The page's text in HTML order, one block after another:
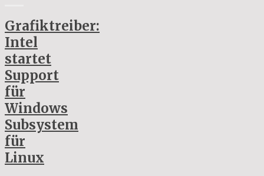
Grafiktreiber:
Intel
startet
Support
für
Windows
Subsystem
für
Linux